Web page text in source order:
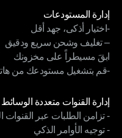
إدارة المستودعات
إدارة المستودعات
-اختيار أذكى، جهد أقل
-اختيار أذكى، جهد أقل
– تغليف وشحن سريع ودقيق
– تغليف وشحن سريع ودقيق
ابقَ مسيطراً على مخزونك
ابقَ مسيطراً على مخزونك
-قم بتشغيل مستودعك من
إدارة القنوات متعددة الوسائط
إدارة القنوات متعددة الوسائط
- تزامن الطلبات عبر القنوات
- تزامن الطلبات عبر القنوات
- توجيه الأوامر الذكي